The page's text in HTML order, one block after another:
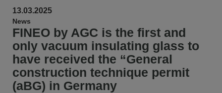
13.03.2025
News
FINEO by AGC is the first and
only vacuum insulating glass to
have received the “General
construction technique permit
(aBG) in Germany